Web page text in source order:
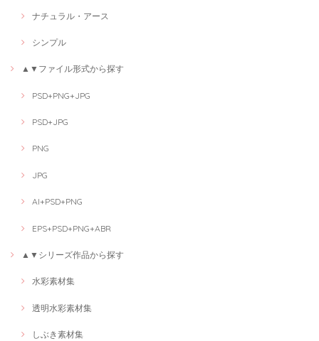
ナチュラル・アース
シンプル
▲▼ファイル形式から探す
PSD+PNG+JPG
PSD+JPG
PNG
JPG
AI+PSD+PNG
EPS+PSD+PNG+ABR
▲▼シリーズ作品から探す
水彩素材集
透明水彩素材集
しぶき素材集